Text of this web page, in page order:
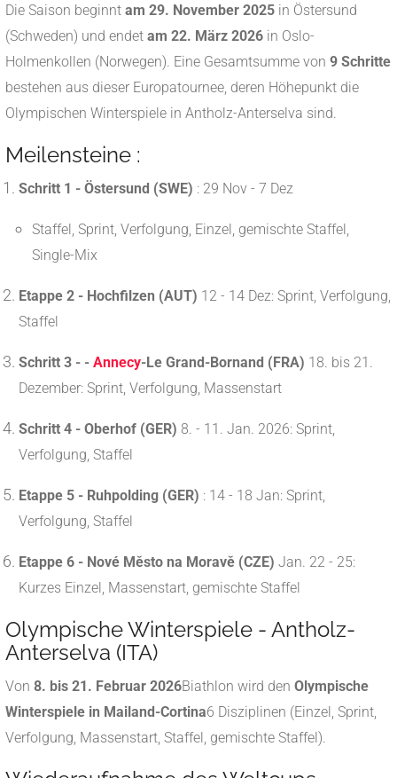
Die Saison beginnt am 29. November 2025 in Östersund
(Schweden) und endet am 22. März 2026 in Oslo-
Holmenkollen (Norwegen). Eine Gesamtsumme von 9 Schritte
bestehen aus dieser Europatournee, deren Höhepunkt die
Olympischen Winterspiele in Antholz-Anterselva sind.
Meilensteine :
Schritt 1 - Östersund (SWE) : 29 Nov - 7 Dez
Staffel, Sprint, Verfolgung, Einzel, gemischte Staffel,
Single-Mix
Etappe 2 - Hochfilzen (AUT) 12 - 14 Dez: Sprint, Verfolgung,
Staffel
Schritt 3 - - Annecy-Le Grand-Bornand (FRA) 18. bis 21.
Dezember: Sprint, Verfolgung, Massenstart
Schritt 4 - Oberhof (GER) 8. - 11. Jan. 2026: Sprint,
Verfolgung, Staffel
Etappe 5 - Ruhpolding (GER) : 14 - 18 Jan: Sprint,
Verfolgung, Staffel
Etappe 6 - Nové Město na Moravě (CZE) Jan. 22 - 25:
Kurzes Einzel, Massenstart, gemischte Staffel
Olympische Winterspiele - Antholz-
Anterselva (ITA)
Von 8. bis 21. Februar 2026Biathlon wird den Olympische
Winterspiele in Mailand-Cortina6 Disziplinen (Einzel, Sprint,
Verfolgung, Massenstart, Staffel, gemischte Staffel).